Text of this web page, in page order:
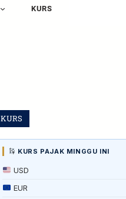
KURS
KURS
KURS PAJAK MINGGU INI
USD
EUR